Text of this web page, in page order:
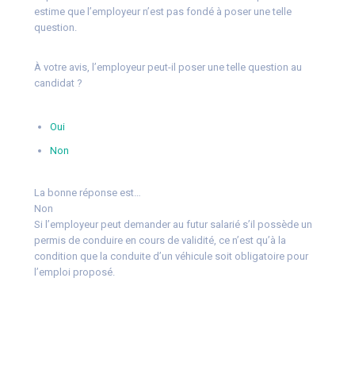
estime que l’employeur n’est pas fondé à poser une telle
question.
À votre avis, l’employeur peut-il poser une telle question au
candidat ?
Oui
Non
La bonne réponse est…
Non
Si l’employeur peut demander au futur salarié s’il possède un
permis de conduire en cours de validité, ce n’est qu’à la
condition que la conduite d’un véhicule soit obligatoire pour
l’emploi proposé.